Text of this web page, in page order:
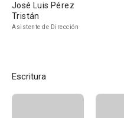
José Luis Pérez
Tristán
Asistente de Dirección
Escritura